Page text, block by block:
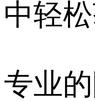
中轻
专业